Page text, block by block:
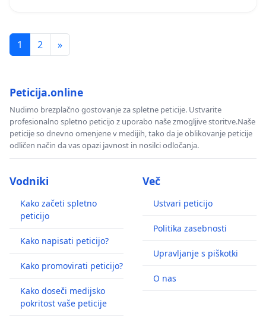
1 2 »
Peticija.online
Nudimo brezplačno gostovanje za spletne peticije. Ustvarite
profesionalno spletno peticijo z uporabo naše zmogljive storitve.Naše
peticije so dnevno omenjene v medijih, tako da je oblikovanje peticije
odličen način da vas opazi javnost in nosilci odločanja.
Vodniki
Kako začeti spletno
peticijo
Kako napisati peticijo?
Kako promovirati peticijo?
Kako doseči medijsko
pokritost vaše peticije
Več
Ustvari peticijo
Politika zasebnosti
Upravljanje s piškotki
O nas